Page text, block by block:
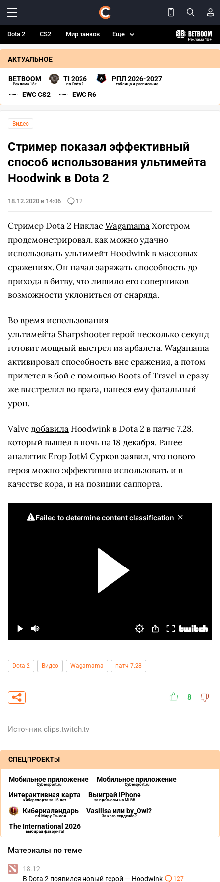
Dota 2 CS2 Мир танков Еще
АКТУАЛЬНОЕ
BETBOOM
Реклама 18+
TI 2026
по Dota 2
РПЛ 2026-2027
таблица и расписание
EWC CS2 EWC R6
Видео
Стример показал эффективный
способ использования ультимейта
Hoodwink в Dota 2
18.12.2020 в 14:06 12
Стример Dota 2 НикласWagamamaХогстром
продемонстрировал, как можно удачно
использовать ультимейт Hoodwink в массовых
сражениях. Он начал заряжать способность до
прихода в битву, что лишило его соперников
возможности уклониться от снаряда.
Во время использования
ультимейта Sharpshooter герой несколько секунд
готовит мощный выстрел из арбалета. Wagamama
активировал способность вне сражения, а потом
прилетел в бой с помощью Boots of Travel и сразу
же выстрелил во врага, нанеся ему фатальный
урон.
Valveдобавила Hoodwink в Dota 2 в патче 7.28,
который вышел в ночь на 18 декабря. Ранее
аналитик ЕгорJotM Сурковзаявил, что нового
героя можно эффективно использовать и в
качестве кора, и на позиции саппорта.
Dota 2 Видео Wagamama патч 7.28
8
Источник clips.twitch.tv
СПЕЦПРОЕКТЫ
Мобильное приложение
Cybersport.ru
Мобильное приложение
Cybersport.ru
Интерактивная карта
киберспорта за 15 лет
Выиграй iPhone
за прогнозы на MLBB
Киберкалендарь
по Миру Танков
Vasilisa или by_Owl?
За кого сердечко?
The International 2026
выбирай фаворита!
Материалы по теме
18.12
В Dota 2 появился новый герой — Hoodwink
127